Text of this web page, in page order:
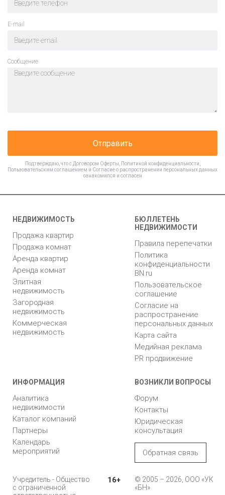
E-mail
Cообщение
Отправить
Подтверждаю, что с Договором Оферты Политикой конфиденциальности
Пользовательским соглашением и Согласие о распространении персональных данных
ознакомился и согласен
НЕДВИЖИМОСТЬ
Продажа квартир
Продажа комнат
Аренда квартир
Аренда комнат
Элитная
недвижимость
Загородная
недвижимость
Коммерческая
недвижимость
БЮЛЛЕТЕНЬ
НЕДВИЖИМОСТИ
Правила перепечатки
Политика
конфиденциальности
BN.ru
Пользовательское
соглашение
Согласие на
распространение
персональных данных
Карта сайта
Медийная реклама
PR продвижение
ИНФОРМАЦИЯ
Аналитика
недвижимости
Каталог компаний
Партнеры
Календарь
мероприятий
ВОЗНИКЛИ ВОПРОСЫ
Форум
Контакты
Юридическая
консультация
Обратная связь
Учредитель - Общество
с ограниченной
16+
© 2005 – 2026, ООО «УК
«БН»